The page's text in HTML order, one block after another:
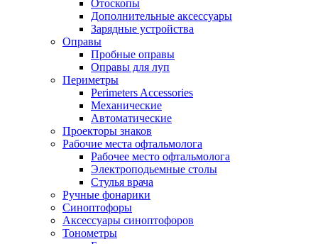
Отоскопы
Дополнительные аксессуары
Зарядные устройства
Оправы
Пробные оправы
Оправы для луп
Периметры
Perimeters Accessories
Механические
Автоматические
Проекторы знаков
Рабочие места офтальмолога
Рабочее место офтальмолога
Электроподьемные столы
Стулья врача
Ручные фонарики
Синоптофоры
Аксессуары синоптофоров
Тонометры